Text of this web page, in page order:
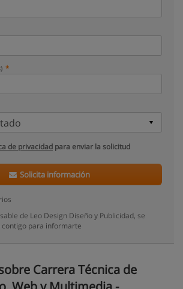
de privacidad para enviar la solicitud
Solicita información
de Leo Design Diseño y Publicidad, se
para informarte
Carrera Técnica de